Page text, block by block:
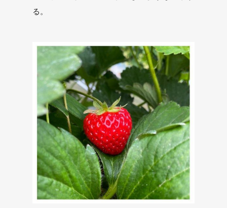
る。